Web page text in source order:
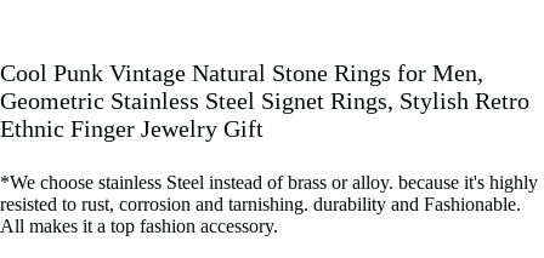
Cool Punk Vintage Natural Stone Rings for Men,
Geometric Stainless Steel Signet Rings, Stylish Retro
Ethnic Finger Jewelry Gift
*We choose stainless Steel instead of brass or alloy. because it's highly
resisted to rust, corrosion and tarnishing. durability and Fashionable.
All makes it a top fashion accessory.